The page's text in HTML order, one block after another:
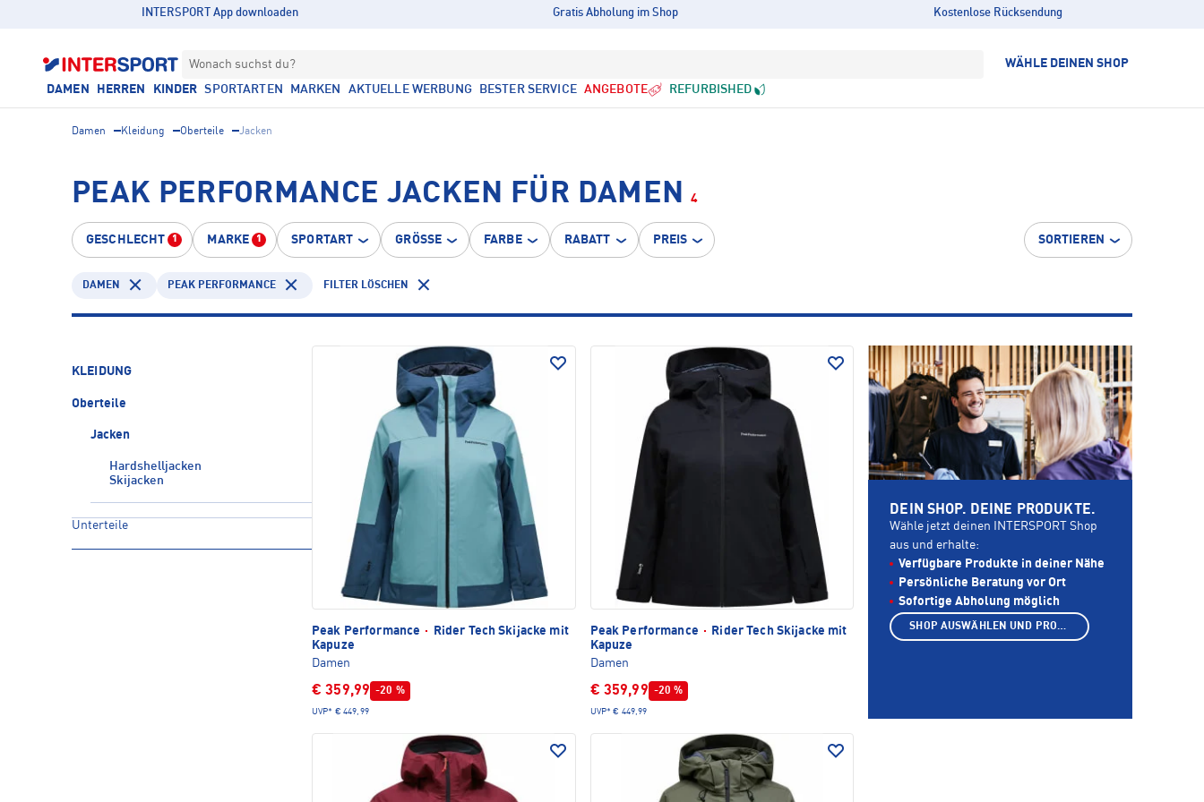
INTERSPORT App downloaden Gratis Abholung im Shop Kostenlose Rücksendung
Wonach suchst du? WÄHLE DEINEN SHOP
DAMEN HERREN KINDER SPORTARTEN MARKEN AKTUELLE WERBUNG BESTER SERVICE ANGEBOTE REFURBISHED
Damen Kleidung Oberteile Jacken
PEAK PERFORMANCE JACKEN FÜR DAMEN 4
GESCHLECHT 1 MARKE 1 SPORTART GRÖSSE FARBE RABATT PREIS SORTIEREN
DAMEN PEAK PERFORMANCE FILTER LÖSCHEN
KLEIDUNG
Oberteile
Jacken
Hardshelljacken
Skijacken
Unterteile
Peak Performance ·
Rider Tech Skijacke mit
Kapuze
Damen
€ 359,99 -20 %
UVP* € 449,99
Peak Performance ·
Rider Tech Skijacke mit
Kapuze
Damen
€ 359,99 -20 %
UVP* € 449,99
DEIN SHOP. DEINE PRODUKTE.
Wähle jetzt deinen INTERSPORT Shop
aus und erhalte:
Verfügbare Produkte in deiner Nähe
Persönliche Beratung vor Ort
Sofortige Abholung möglich
SHOP AUSWÄHLEN UND PRODUKTE ANZEIGEN